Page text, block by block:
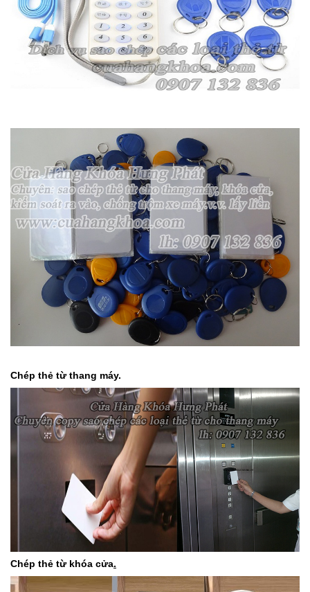
Chép thẻ từ thang máy.
Chép thẻ từ khóa cửa.